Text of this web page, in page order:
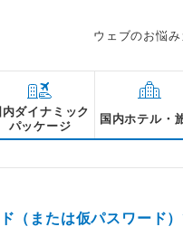
ウェブのお悩み
内ダイナミック
パッケージ
国内ホテル・
（または仮パスワード